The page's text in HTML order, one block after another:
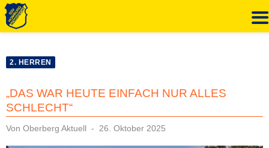
Inhalt
2. HERREN
„DAS WAR HEUTE EINFACH NUR ALLES
SCHLECHT“
Von Oberberg Aktuell
Veröffentlicht
26. Oktober 2025